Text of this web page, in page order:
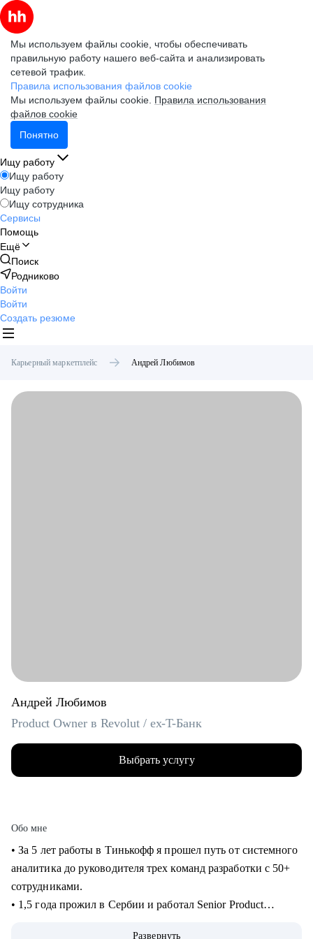
Мы используем файлы cookie, чтобы обеспечивать
правильную работу нашего веб-сайта и анализировать
сетевой трафик.
Правила использования файлов cookie
Мы используем файлы cookie. Правила использования
файлов cookie
Понятно
Ищу работу
Ищу работу
Ищу работу
Ищу сотрудника
Сервисы
Помощь
Ещё
Поиск
Родниково
Войти
Войти
Создать резюме
Карьерный маркетплейс Андрей Любимов
Андрей Любимов
Product Owner в Revolut / ex-T-Банк
Выбрать услугу
Обо мне
• За 5 лет работы в Тинькофф я прошел путь от системного
аналитика до руководителя трех команд разработки с 50+
сотрудниками.
• 1,5 года прожил в Сербии и работал Senior Product
Развернуть